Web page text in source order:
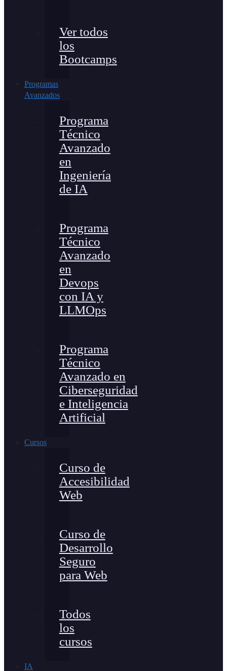
Ver todos
los
Bootcamps
Programas
Avanzados
Programa
Técnico
Avanzado
en
Ingeniería
de IA
Programa
Técnico
Avanzado
en
Devops
con IA y
LLMOps
Programa
Técnico
Avanzado en
Ciberseguridad
e Inteligencia
Artificial
Cursos
Curso de
Accesibilidad
Web
Curso de
Desarrollo
Seguro
para Web
Todos
los
cursos
IA